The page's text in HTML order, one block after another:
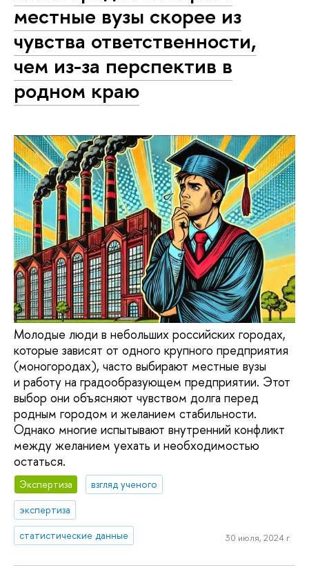
местные вузы скорее из
чувства ответственности,
чем из-за перспектив в
родном краю
Молодые люди в небольших российских городах,
которые зависят от одного крупного предприятия
(моногородах), часто выбирают местные вузы
и работу на градообразующем предприятии. Этот
выбор они объясняют чувством долга перед
родным городом и желанием стабильности.
Однако многие испытывают внутренний конфликт
между желанием уехать и необходимостью
остаться.
Экспертиза
взгляд ученого
экспертиза
статистические данные
30 июля, 2024 г.